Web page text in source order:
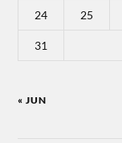
24 25
31
« JUN